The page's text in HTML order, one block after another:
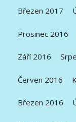
Březen 2017
Prosinec 2016
Září 2016
Červen 2016
Březen 2016